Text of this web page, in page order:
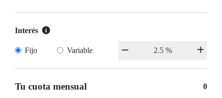
Interés
Fijo Variable
Tu cuota mensual 0